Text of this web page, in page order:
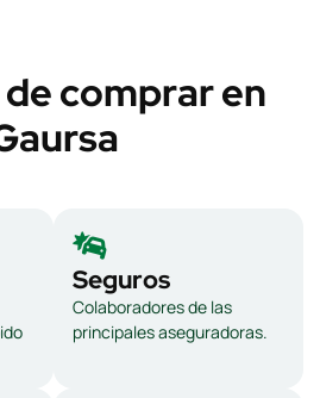
comprar en
Seguros
Colaboradores de las
principales aseguradoras.